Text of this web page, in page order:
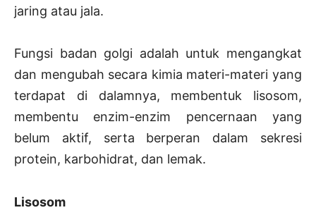
jaring atau jala.
Fungsi badan golgi adalah untuk mengangkat
dan mengubah secara kimia materi-materi yang
terdapat di dalamnya, membentuk lisosom,
membentu enzim-enzim pencernaan yang
belum aktif, serta berperan dalam sekresi
protein, karbohidrat, dan lemak.
Lisosom